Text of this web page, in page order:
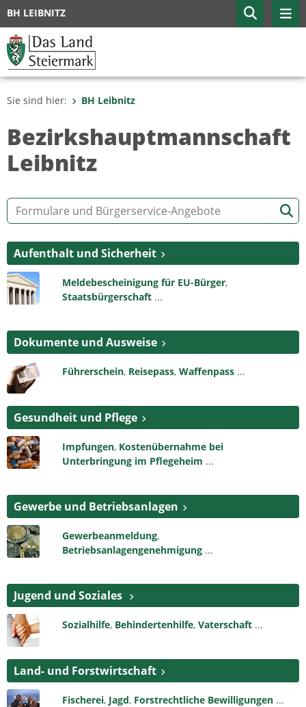
BH LEIBNITZ
Sie sind hier: BH Leibnitz
Bezirkshauptmannschaft
Leibnitz
Aufenthalt und Sicherheit
Meldebescheinigung für EU-Bürger,
Staatsbürgerschaft ...
Dokumente und Ausweise
Führerschein, Reisepass,Waffenpass ...
Gesundheit und Pflege
Impfungen, Kostenübernahme bei
Unterbringung im Pflegeheim ...
Gewerbe und Betriebsanlagen
Gewerbeanmeldung,
Betriebsanlagengenehmigung ...
Jugend und Soziales
Sozialhilfe, Behindertenhilfe,Vaterschaft ...
Land- und Forstwirtschaft
Fischerei, Jagd, Forstrechtliche Bewilligungen ...